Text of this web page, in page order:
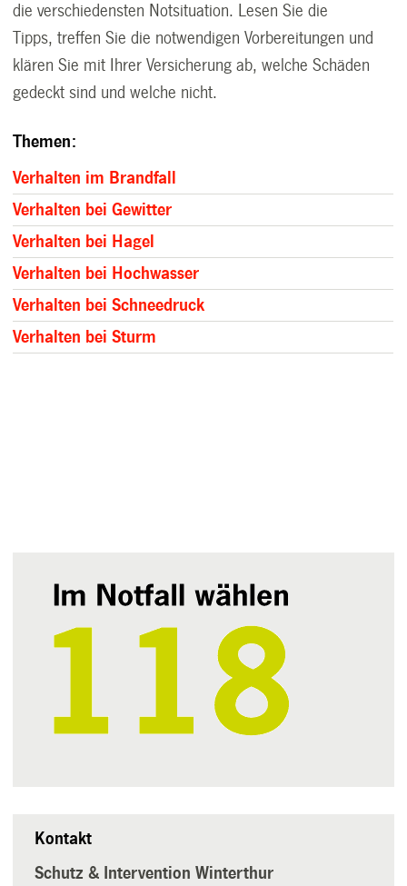
die verschiedensten Notsituation. Lesen Sie die
Tipps, treffen Sie die notwendigen Vorbereitungen und
klären Sie mit Ihrer Versicherung ab, welche Schäden
gedeckt sind und welche nicht.
Themen:
Verhalten im Brandfall
Verhalten bei Gewitter
Verhalten bei Hagel
Verhalten bei Hochwasser
Verhalten bei Schneedruck
Verhalten bei Sturm
Kontakt
Schutz & Intervention Winterthur